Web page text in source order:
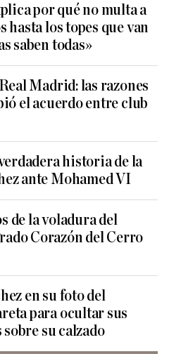
por qué no multa a
hasta los topes que van
saben todas»
Madrid: las razones
el acuerdo entre club
historia de la
ante Mohamed VI
de la voladura del
Corazón del Cerro
en su foto del
para ocultar sus
su calzado